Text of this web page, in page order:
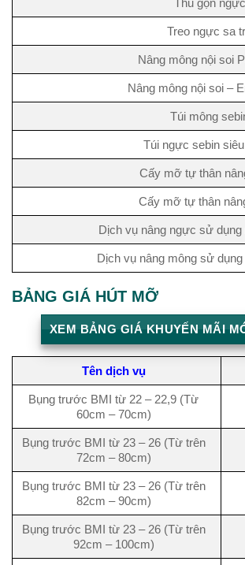
Thu gọn ngực
Treo ngực sa
Nâng mông nội soi
Nâng mông nội soi –
Túi mông
Túi ngực sebin
Cấy mỡ tự thân
Cấy mỡ tự thân
Dịch vụ nâng ngực sử dụng
Dịch vụ nâng mông sử
BẢNG GIÁ HÚT MỠ
XEM BẢNG GIÁ KHUYẾN MÃI
Tên dịch vụ
Bụng trước BMI từ 22 – 22,9 (Từ
60cm – 70cm)
Bụng trước BMI từ 23 – 26 (Từ trên
72cm – 80cm)
Bụng trước BMI từ 23 – 26 (Từ trên
82cm – 90cm)
Bụng trước BMI từ 23 – 26 (Từ trên
92cm – 100cm)